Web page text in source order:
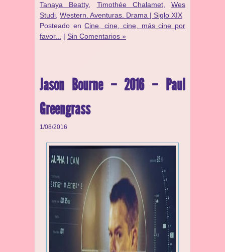
Tanaya Beatty, Timothée Chalamet, Wes
Studi Western. Aventuras. Drama | Siglo XIX
Posteado enCine, cine, cine, más cine por
favor...
| Sin Comentarios »
Jason Bourne – 2016 – Paul
Greengrass
1/08/2016